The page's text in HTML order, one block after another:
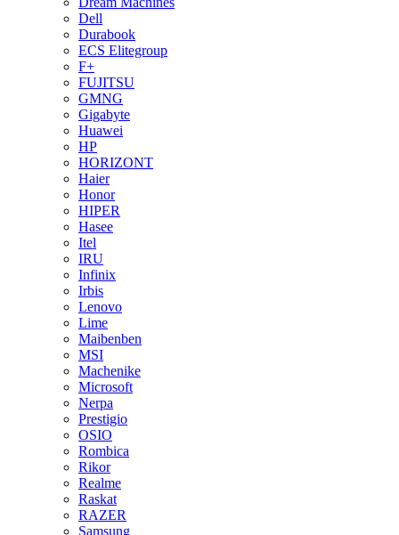
Dell
Durabook
ECS Elitegroup
F+
FUJITSU
GMNG
Gigabyte
Huawei
HP
HORIZONT
Haier
Honor
HIPER
Hasee
Itel
IRU
Infinix
Irbis
Lenovo
Lime
Maibenben
MSI
Machenike
Microsoft
Nerpa
Prestigio
OSIO
Rombica
Rikor
Realme
Raskat
RAZER
Samsung